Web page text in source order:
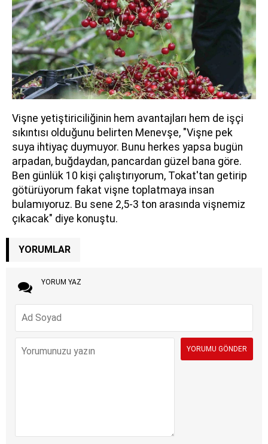
Vişne yetiştiriciliğinin hem avantajları hem de işçi
sıkıntısı olduğunu belirten Menevşe, "Vişne pek
suya ihtiyaç duymuyor. Bunu herkes yapsa bugün
arpadan, buğdaydan, pancardan güzel bana göre.
Ben günlük 10 kişi çalıştırıyorum, Tokat'tan getirip
götürüyorum fakat vişne toplatmaya insan
bulamıyoruz. Bu sene 2,5-3 ton arasında vişnemiz
çıkacak" diye konuştu.
YORUMLAR
YORUM YAZ